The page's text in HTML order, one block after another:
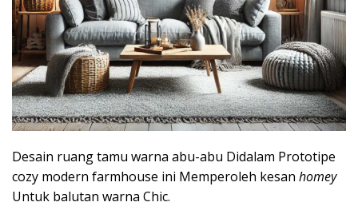
Desain ruang tamu warna abu-abu Didalam Prototipe
cozy modern farmhouse ini Memperoleh kesan homey
Untuk balutan warna Chic.